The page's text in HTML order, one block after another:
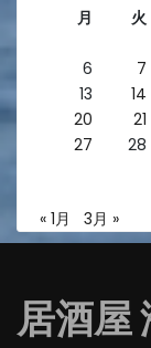
月 火
6
7
13
14
20
21
27
28
« 1月 3月 »
居酒屋